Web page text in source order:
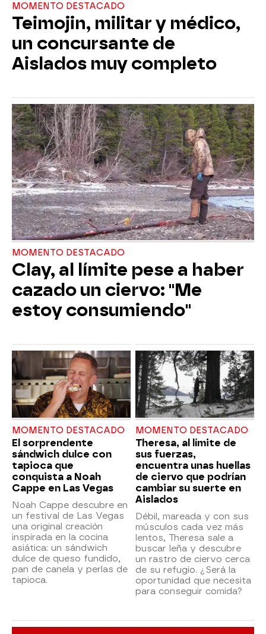
MOMENTO DESTACADO
Teimojin, militar y médico,
un concursante de
Aislados muy completo
MOMENTO DESTACADO
Clay, al límite pese a haber
cazado un ciervo: "Me
estoy consumiendo"
MOMENTO DESTACADO
El sorprendente
sándwich dulce con
tapioca que
conquista a Noah
Cappe en Las Vegas
Noah Cappe descubre en
un festival de Las Vegas
una original creación
inspirada en la cocina
asiática: un sándwich
dulce de queso fundido,
pan de canela y perlas de
tapioca.
MOMENTO DESTACADO
Theresa, al límite de
sus fuerzas,
encuentra unas huellas
de ciervo que podrían
cambiar su suerte en
Aislados
Débil, mareada y con sus
músculos cada vez más
lentos, Theresa sale a
buscar leña y descubre
un rastro de ciervo cerca
de su refugio. ¿Será la
oportunidad que necesita
para conseguir comida?